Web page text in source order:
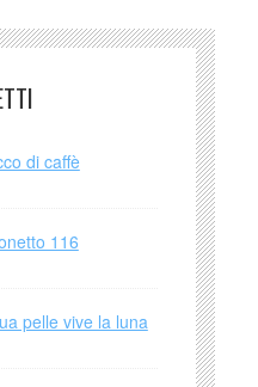
di caffè
116
pelle vive la luna